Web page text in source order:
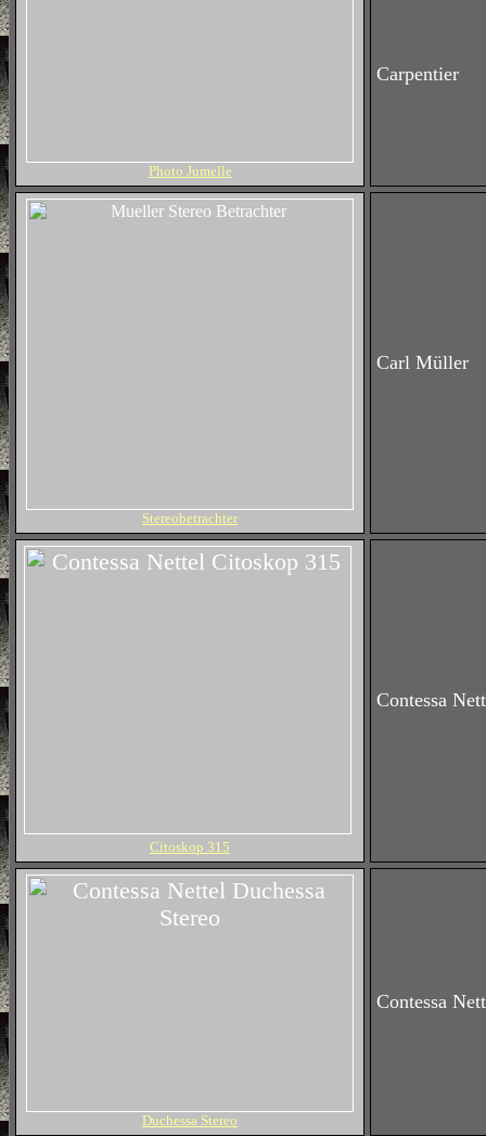
Photo Jumelle
Carpentier
Stereobetrachter
Carl Müller
Citoskop 315
Contessa
Duchessa Stereo
Contessa